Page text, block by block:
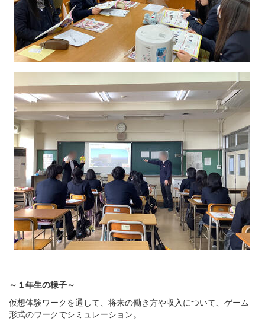
～１年生の様子～
仮想体験ワークを通して、将来の働き方や収入について、ゲーム
形式のワークでシミュレーション。